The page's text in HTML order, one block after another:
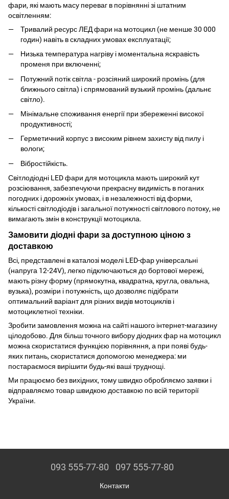
фари, які мають масу переваг в порівнянні зі штатним
освітленням:
Тривалий ресурс ЛЕД фари на мотоцикл (не менше 30 000
годин) навіть в складних умовах експлуатації;
Низька температура нагріву і моментальна яскравість
променя при включенні;
Потужний потік світла - розсіяний широкий промінь (для
ближнього світла) і спрямований вузький промінь (дальнє
світло).
Мінімальне споживання енергії при збереженні високої
продуктивності;
Герметичний корпус з високим рівнем захисту від пилу і
вологи;
Вібростійкість.
Світлодіодні LED фари для мотоцикла мають широкий кут
розсіювання, забезпечуючи прекрасну видимість в поганих
погодних і дорожніх умовах, і в незалежності від форми,
кількості світлодіодів і загальної потужності світлового потоку, не
вимагають змін в конструкції мотоцикла.
Замовити діодні фари за доступною ціною з
доставкою
Всі, представлені в каталозі моделі LED-фар універсальні
(напруга 12-24V), легко підключаються до бортової мережі,
мають різну форму (прямокутна, квадратна, кругла, овальна,
вузька), розміри і потужність, що дозволяє підібрати
оптимальний варіант для різних видів мотоциклів і
мотоциклетної техніки.
Зробити замовлення можна на сайті нашого інтернет-магазину
цілодобово. Для більш точного вибору діодних фар на мотоцикл
можна скористатися функцією порівняння, а при появі будь-
яких питань, скористатися допомогою менеджера: ми
постараємося вирішити будь-які ваші труднощі.
Ми працюємо без вихідних, тому швидко обробляємо заявки і
відправляємо товар швидкою доставкою по всій території
України.
093 555-77-80 097 555-77-80
Контакти